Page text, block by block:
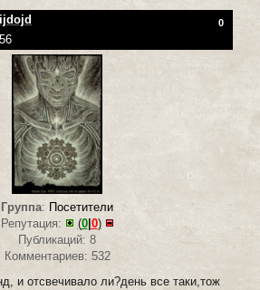
0
Группа: Посетители
Репутация:
(0| 0)
Публикаций: 8
Комментариев: 532
и отсвечивало ли?день все таки,тож